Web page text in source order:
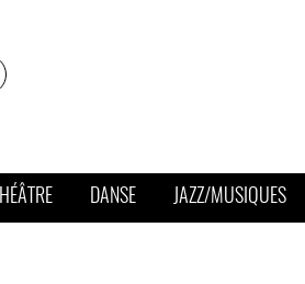
THÉÂTRE DANSE JAZZ/MUSIQUES